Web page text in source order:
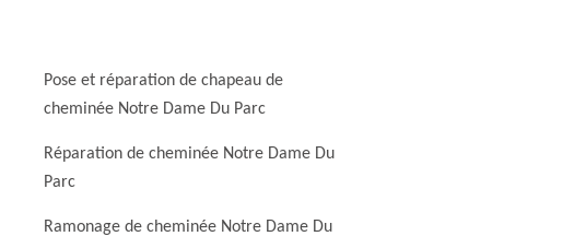
Pose et réparation de chapeau de
cheminée Notre Dame Du Parc
Réparation de cheminée Notre Dame Du
Parc
Ramonage de cheminée Notre Dame Du